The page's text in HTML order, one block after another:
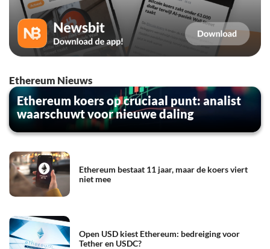
Ethereum Nieuws
Ethereum koers op cruciaal punt: analist
waarschuwt voor nieuwe daling
Ethereum bestaat 11 jaar, maar de koers viert
niet mee
Open USD kiest Ethereum: bedreiging voor
Tether en USDC?